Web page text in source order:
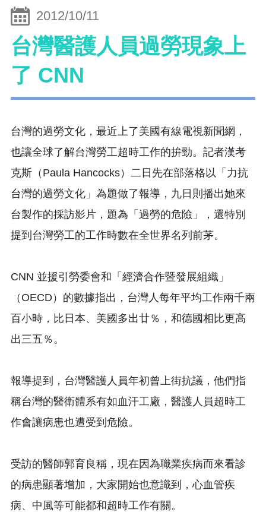
2012/10/11
台灣醫護人員過勞現象上
了 CNN
台灣的過勞文化，最近上了美國有線電視新聞網，
也讓全球了解台灣勞工超時工作的拚勁。記者漢考
克斯（Paula Hancocks）二日先在部落格以「力抗
台灣的過勞文化」為題做了報導，九日則播出她來
台製作的採訪影片，題為「過勞的危險」，還特別
提到台灣勞工的工作時數在全世界名列前茅。
CNN 並援引勞委會和「經濟合作暨發展組織」
（OECD）的數據指出，台灣人每年平均工作兩千兩
百小時，比日本、美國多出廿％，和德國相比更高
出三五％。
報導提到，台灣醫護人員年初曾上街抗議，他們指
稱台灣的醫衛體系有如血汗工廠，醫護人員超時工
作會讓病患也遭受到危險。
受訪的醫師郭育良稱，現在因為職業疾病而來看診
的病患顯著增加，大家開始也意識到，心血管疾
病、中風等可能都和超時工作有關。